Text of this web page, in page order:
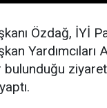
Özdağ, İYİ
bulunduğu